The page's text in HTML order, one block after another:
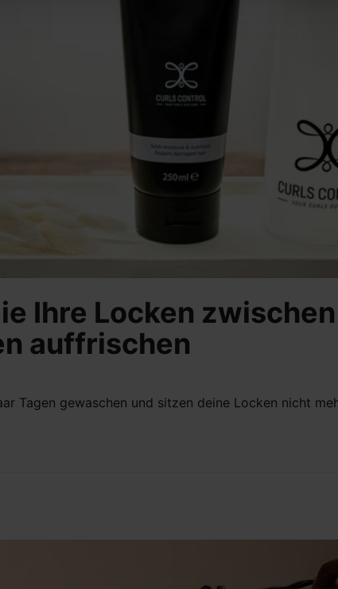
Ihre Locken
auffrischen
Tagen gewaschen und sitzen deine Locken nicht